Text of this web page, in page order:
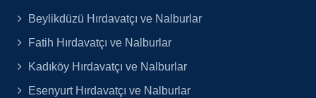
Beylikdüzü Hırdavatçı ve Nalburlar
Fatih Hırdavatçı ve Nalburlar
Kadıköy Hırdavatçı ve Nalburlar
Esenyurt Hırdavatçı ve Nalburlar